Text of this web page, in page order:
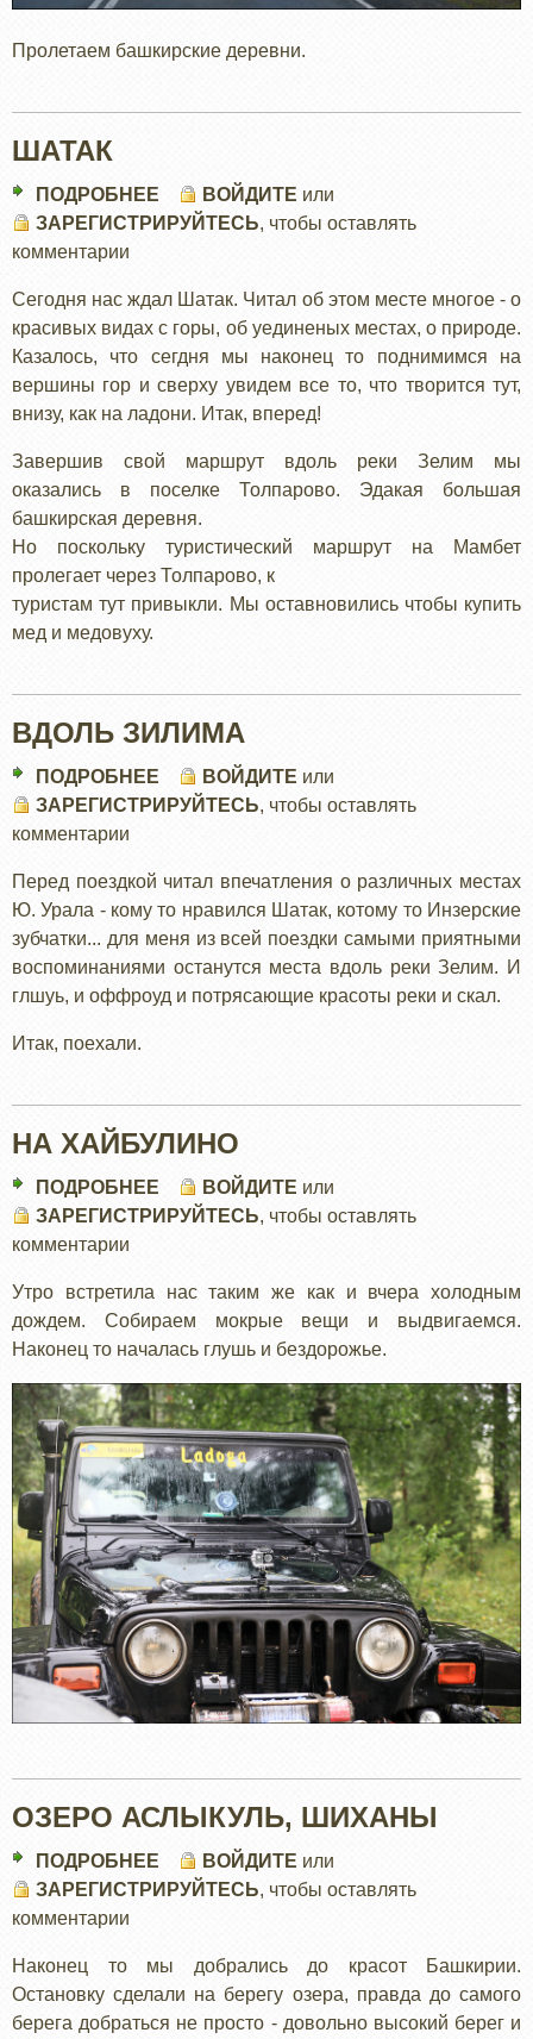
Пролетаем башкирские деревни.
ШАТАК
ПОДРОБНЕЕ
ШАТАК
ВОЙДИТЕ или
ЗАРЕГИСТРИРУЙТЕСЬ, чтобы оставлять
комментарии
Сегодня нас ждал Шатак. Читал об этом месте многое - о
красивых видах с горы, об уединеных местах, о природе.
Казалось, что сегдня мы наконец то поднимимся на
вершины гор и сверху увидем все то, что творится тут,
внизу, как на ладони. Итак, вперед!
Завершив свой маршрут вдоль реки Зелим мы
оказались в поселке Толпарово. Эдакая большая
башкирская деревня.
Но поскольку туристический маршрут на Мамбет
пролегает через Толпарово, к
туристам тут привыкли. Мы оставновились чтобы купить
мед и медовуху.
ВДОЛЬ ЗИЛИМА
ПОДРОБНЕЕ
ВДОЛЬ
ВОЙДИТЕ или
ЗАРЕГИСТРИРУЙТЕСЬ, чтобы оставлять
комментарии
Перед поездкой читал впечатления о различных местах
Ю. Урала - кому то нравился Шатак, котому то Инзерские
зубчатки... для меня из всей поездки самыми приятными
воспоминаниями останутся места вдоль реки Зелим. И
глшуь, и оффроуд и потрясающие красоты реки и скал.
Итак, поехали.
НА ХАЙБУЛИНО
ПОДРОБНЕЕ
НА
ВОЙДИТЕ или
ЗАРЕГИСТРИРУЙТЕСЬ, чтобы оставлять
комментарии
Утро встретила нас таким же как и вчера холодным
дождем. Собираем мокрые вещи и выдвигаемся.
Наконец то началась глушь и бездорожье.
ОЗЕРО АСЛЫКУЛЬ, ШИХАНЫ
ПОДРОБНЕЕ
ОЗЕРО
ВОЙДИТЕ или
ЗАРЕГИСТРИРУЙТЕСЬ, чтобы оставлять
комментарии
Наконец то мы добрались до красот Башкирии.
Остановку сделали на берегу озера, правда до самого
берега добраться не просто - довольно высокий берег и